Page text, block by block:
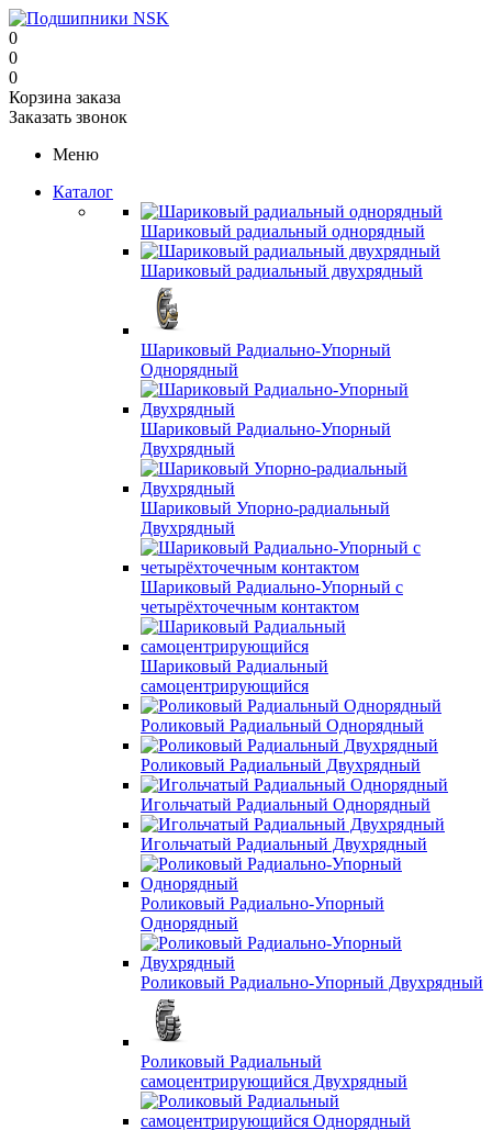
0
0
0
Корзина заказа
Заказать звонок
Меню
Каталог
Шариковый радиальный однорядный
Шариковый радиальный двухрядный
Шариковый Радиально-Упорный
Однорядный
Шариковый Радиально-Упорный
Двухрядный
Шариковый Упорно-радиальный
Двухрядный
Шариковый Радиально-Упорный с
четырёхточечным контактом
Шариковый Радиальный
самоцентрирующийся
Роликовый Радиальный Однорядный
Роликовый Радиальный Двухрядный
Игольчатый Радиальный Однорядный
Игольчатый Радиальный Двухрядный
Роликовый Радиально-Упорный
Однорядный
Роликовый Радиально-Упорный Двухрядный
Роликовый Радиальный
самоцентрирующийся Двухрядный